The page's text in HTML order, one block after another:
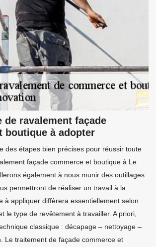
de ravalement façade
boutique à adopter
des étapes bien précises pour réussir toute
façade commerce et boutique à Le
également à nous munir des outillages
permettront de réaliser un travail à la
à appliquer diffèrera essentiellement selon
le type de revêtement à travailler. A priori,
classique : décapage – nettoyage –
Le traitement de façade commerce et